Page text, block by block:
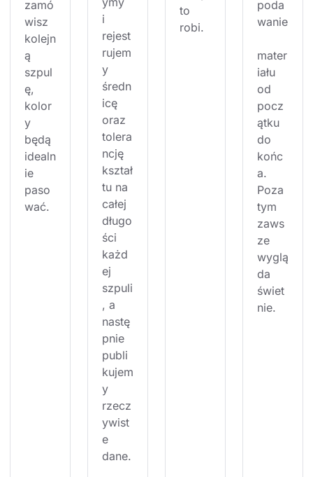
zamó
wisz
kolejn
ą
szpul
ę,
kolor
y
będą
idealn
ie
paso
wać.
i
rejest
rujem
y
średn
icę
oraz
tolera
ncję
kształ
tu na
całej
długo
ści
każd
ej
szpuli
, a
nastę
pnie
publi
kujem
y
rzecz
ywist
e
dane.
to
robi.
poda
wanie
mater
iału
od
pocz
ątku
do
końc
a.
Poza
tym
zaws
ze
wyglą
da
świet
nie.